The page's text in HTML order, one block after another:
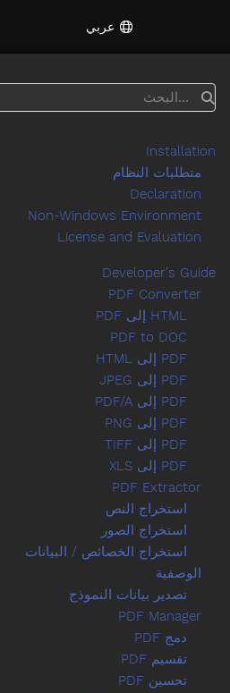
عربي
البحث
Installation
متطلبات النظام
Declaration
Non-Windows Environment
License and Evaluation
Developer's Guide
PDF Converter
HTML إلى PDF
PDF to DOC
PDF إلى HTML
PDF إلى JPEG
PDF إلى PDF/A
PDF إلى PNG
PDF إلى TIFF
PDF إلى XLS
PDF Extractor
استخراج النص
استخراج الصور
استخراج الخصائص / البيانات
الوصفية
تصدير بيانات النموذج
PDF Manager
دمج PDF
تقسيم PDF
تحسين PDF